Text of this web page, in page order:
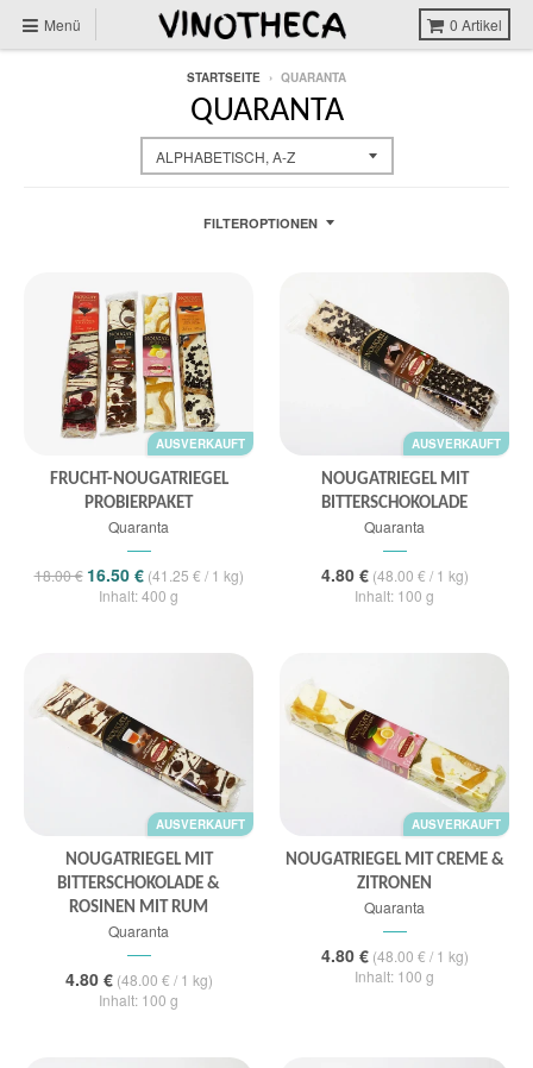
Menü 0 Artikel
STARTSEITE › QUARANTA
QUARANTA
FILTEROPTIONEN
AUSVERKAUFT
FRUCHT-NOUGATRIEGEL
PROBIERPAKET
Quaranta
18.00 € 16.50 €(41.25 € / 1 kg)
Inhalt: 400 g
AUSVERKAUFT
NOUGATRIEGEL MIT
BITTERSCHOKOLADE
Quaranta
4.80 €(48.00 € / 1 kg)
Inhalt: 100 g
AUSVERKAUFT
NOUGATRIEGEL MIT
BITTERSCHOKOLADE &
ROSINEN MIT RUM
Quaranta
4.80 €(48.00 € / 1 kg)
Inhalt: 100 g
AUSVERKAUFT
NOUGATRIEGEL MIT CREME &
ZITRONEN
Quaranta
4.80 €(48.00 € / 1 kg)
Inhalt: 100 g